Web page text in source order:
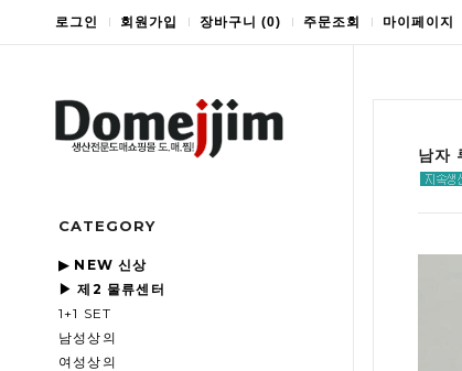
로그인 회원가입 장바구니 (0) 주문조회 마이페이지
CATEGORY
▶ NEW 신상
▶ 제2 물류센터
1+1 SET
남성상의
여성상의
남자